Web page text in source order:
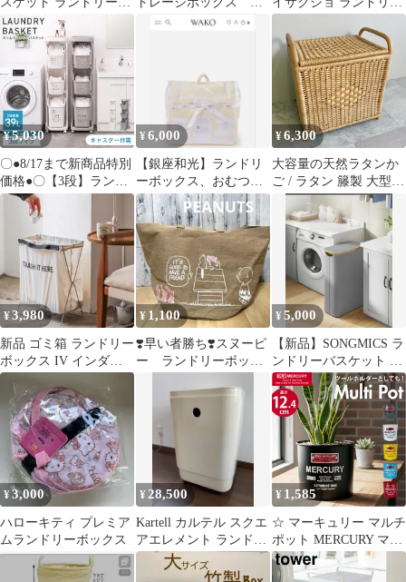
ックス ホワイト 32L
納ボックス ランドリ
ボックス ランドリーチ
ェスト/洗濯かご/アイボ
リー RB-380 アイボリ
ー (2614321)
¥5,030
〇●8/17まで新商品特別
価格●〇【3段】ランド
リーバスケット 39L ス
リム キャスター 大容量
脱着可能 バスケット ラ
ンドリーラック 洗濯物
入れ かご 洗濯かご 洗
濯物 脱衣かご ワイヤー
ランドリー収納 ランド
リーボックス 収納 省ス
ペース おしゃれ
¥6,000
【銀座和光】ランドリ
ーボックス、おむつい
れ
¥6,300
大容量の天然ラタンか
ご / ラタン 籐製 大型
蓋付き収納バスケット
ランドリーボックス
¥3,980
新品 ゴミ箱 ランドリー
ボックス IV インダス
トリアル インテリア 小
物 雑貨
¥ 1,100
❣️早い者勝ち❣️スヌーピ
ー ランドリーボック
グ PEANUTS
¥5,000
【新品】SONGMICS ラ
ンドリーバスケット ス
リム フタ付き 洗濯かご
ランドリーボックス 大
容量 脱衣所 隙間収納
竹製 グレー
¥3,000
ハローキティ プレミア
ムランドリーボックス
¥ 28,500
Kartell カルテル スクエ
アエレメント ランドリ
ーボックス 廃盤 希少
¥ 1,585
☆ マーキュリー マルチ
ポット MERCURY マー
キュリー マルチポット
収納ボックス 収納 ボッ